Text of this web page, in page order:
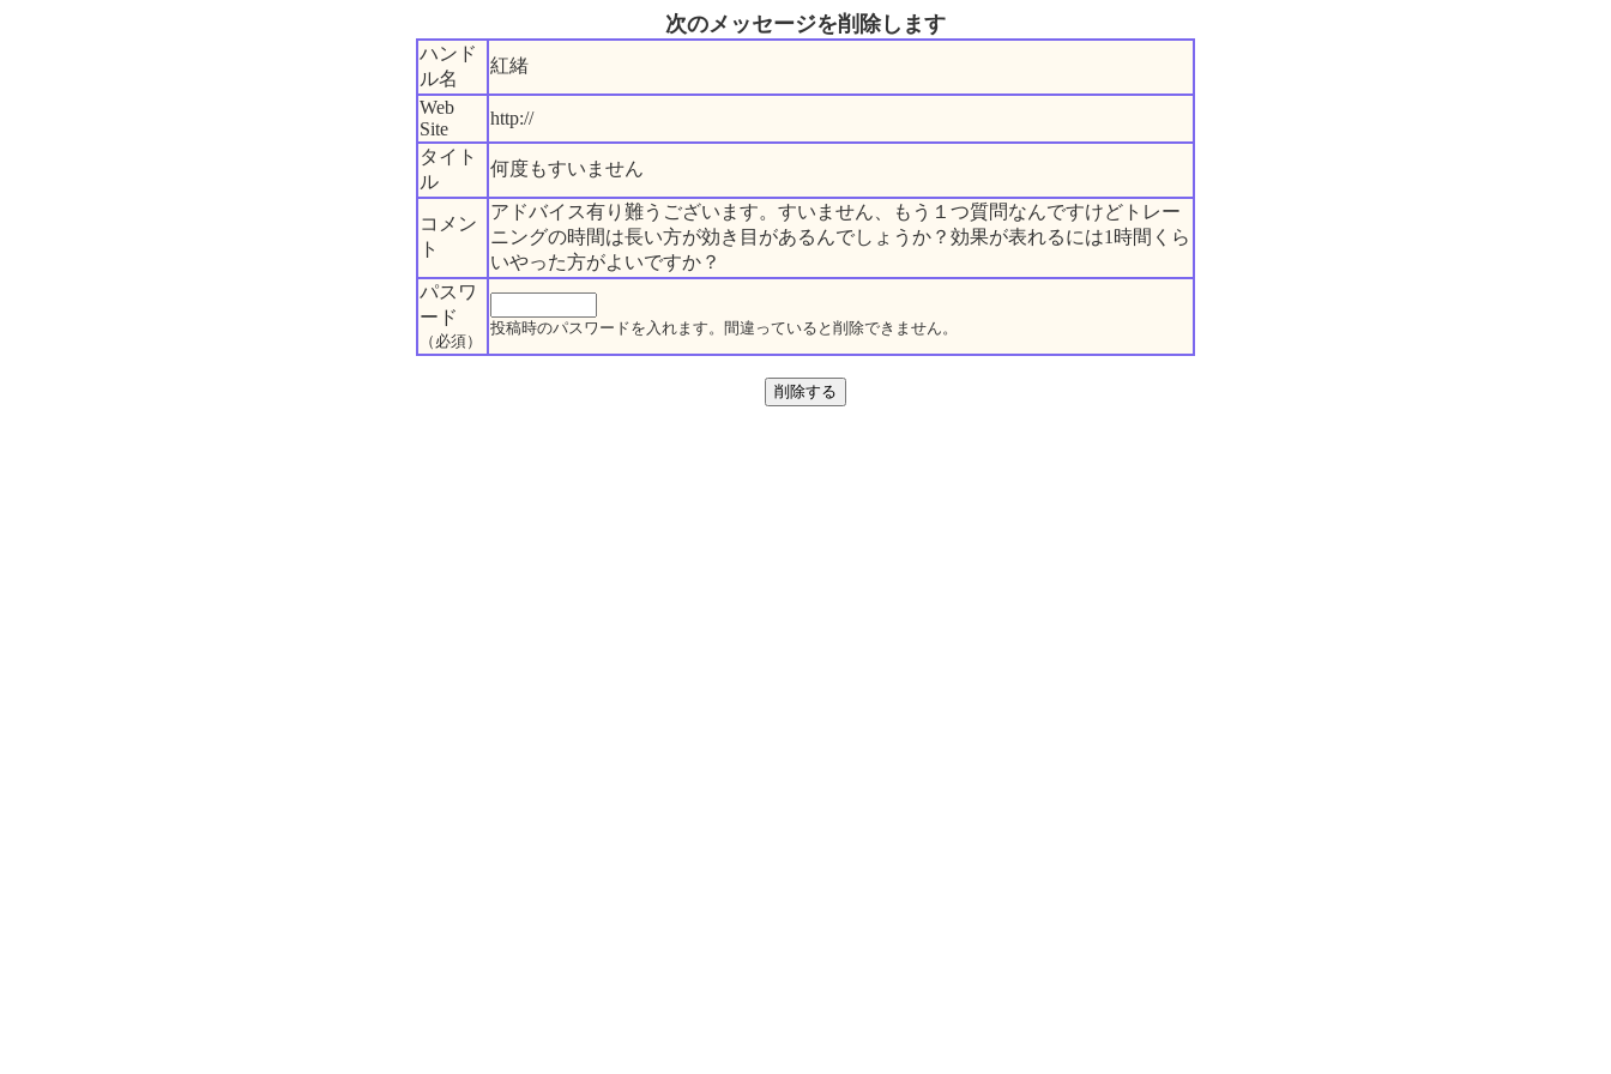
次のメッセージを削除します
ハンド
ル名
紅緒
Web
Site
http://
タイト
ル
何度もすいません
コメン
ト
アドバイス有り難うございます。すいません、もう１つ質問なんですけどトレー
ニングの時間は長い方が効き目があるんでしょうか？効果が表れるには1時間くら
いやった方がよいですか？
パスワ
ード
（必須）
投稿時のパスワードを入れます。間違っていると削除できません。